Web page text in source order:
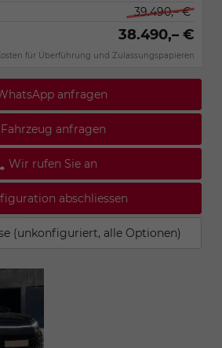
39.490,– €
38.490,– €
für Überführung und Zulassungspapieren
anfragen
Fahrzeug anfragen
Wir rufen Sie an
abschliessen
(unkonfiguriert, alle Optionen)